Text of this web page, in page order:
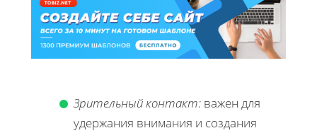
Зрительный контакт: важен для
удержания внимания и создания